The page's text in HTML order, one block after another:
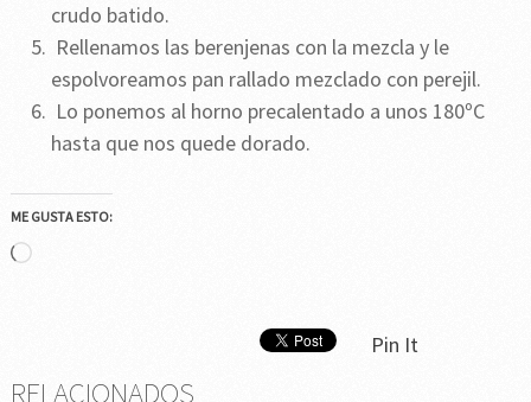
crudo batido.
Rellenamos las berenjenas con la mezcla y le
espolvoreamos pan rallado mezclado con perejil.
Lo ponemos al horno precalentado a unos 180ºC
hasta que nos quede dorado.
ME GUSTA ESTO:
Cargando...
Pin It
RELACIONADOS